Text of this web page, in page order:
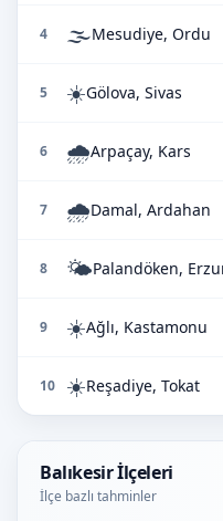
4 🌫️Mesudiye, Ordu
5 ☀️Gölova, Sivas
6 🌧️Arpaçay, Kars
7 🌧️Damal, Ardahan
8 🌤️Palandöken,
9 ☀️Ağlı, Kastamonu
10 ☀️Reşadiye, Tokat
Balıkesir İlçeleri
İlçe bazlı tahminler